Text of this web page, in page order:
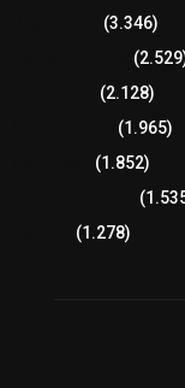
(3.346)
(2.128)
(1.965)
(1.852)
(1.278)